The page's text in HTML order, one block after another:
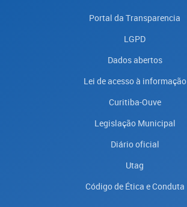
Portal da Transparencia
LGPD
Dados abertos
Lei de acesso à informação
Curitiba-Ouve
Legislação Municipal
Diário oficial
Utag
Código de Ética e Conduta